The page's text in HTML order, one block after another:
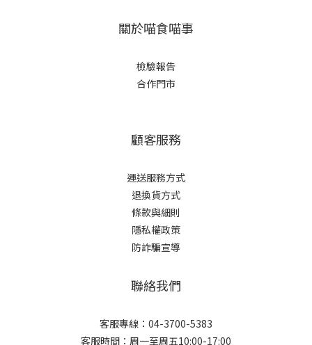
關於喵食喵事
檢驗報告
合作門市
顧客服務
運送服務方式
退換貨方式
條款與細則
隱私權政策
防詐騙宣導
聯絡我們
客服專線：04-3700-5383
客服時間：周一至周五10:00-17:00